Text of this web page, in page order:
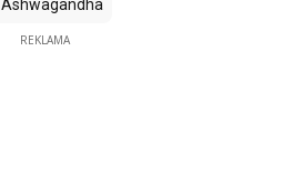
Ashwagandha
REKLAMA